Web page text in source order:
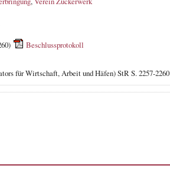
Beschlussprotokoll
für Wirtschaft, Arbeit und Häfen) StR S. 2257-2260